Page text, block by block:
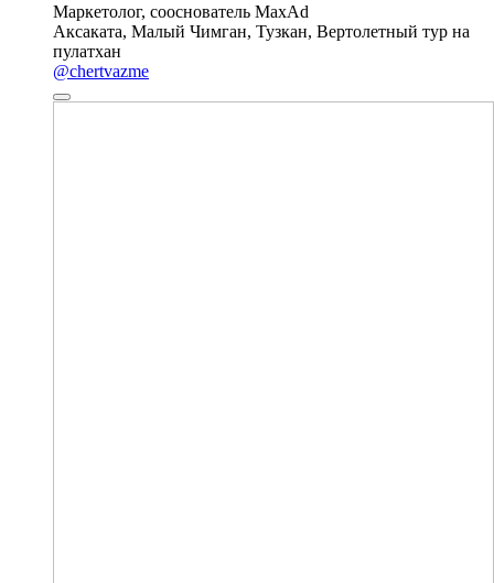
Маркетолог, сооснователь MaxAd
Аксаката, Малый Чимган, Тузкан, Вертолетный тур на
пулатхан
@chertvazme